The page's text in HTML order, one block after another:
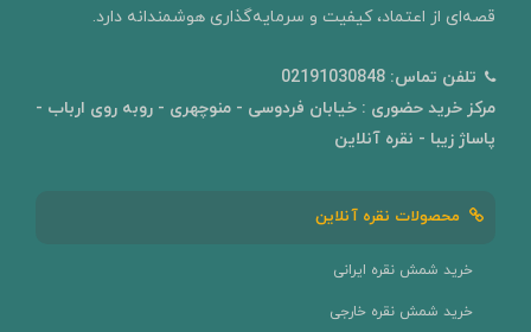
قصه‌ای از اعتماد، کیفیت و سرمایه‌گذاری هوشمندانه دارد.
تلفن تماس: 02191030848
مرکز خرید حضوری : خیابان فردوسی - منوچهری - روبه روی ارباب -
پاساژ زیبا - نقره آنلاین
محصولات نقره آنلاین
خرید شمش نقره ایرانی
خرید شمش نقره خارجی